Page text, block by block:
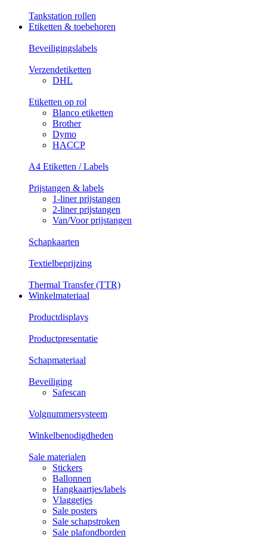
Tankstation rollen
Etiketten & toebehoren
Beveiligingslabels
Verzendetiketten
DHL
Etiketten op rol
Blanco etiketten
Brother
Dymo
HACCP
A4 Etiketten / Labels
Prijstangen & labels
1-liner prijstangen
2-liner prijstangen
Van/Voor prijstangen
Schapkaarten
Textielbeprijzing
Thermal Transfer (TTR)
Winkelmateriaal
Productdisplays
Productpresentatie
Schapmateriaal
Beveiliging
Safescan
Volgnummersysteem
Winkelbenodigdheden
Sale materialen
Stickers
Ballonnen
Hangkaartjes/labels
Vlaggetjes
Sale posters
Sale schapstroken
Sale plafondborden